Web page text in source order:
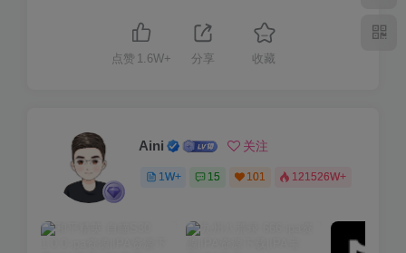
点赞 1.6W+ 分享 收藏
Aini 关注
1W+ 15 101 121526W+